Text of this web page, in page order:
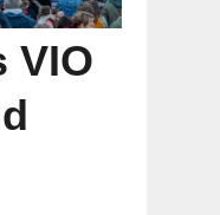
VIO